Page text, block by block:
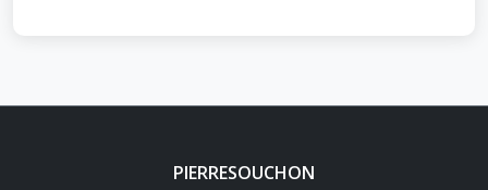
PIERRESOUCHON